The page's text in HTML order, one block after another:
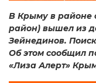
В Крыму в районе
район) вышел из
Зейнединов.
Об этом сообщил
«Лиза Алерт»